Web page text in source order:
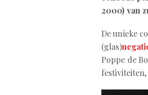
2000) van
De unieke
(glas)
Poppe de